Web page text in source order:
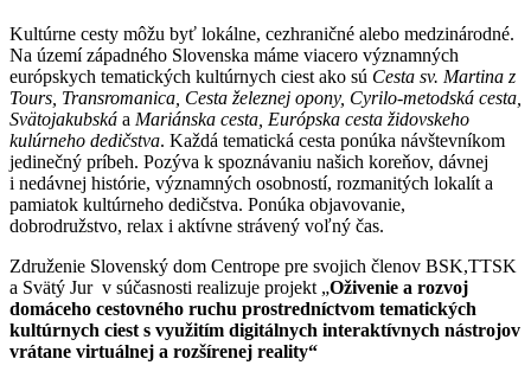
Kultúrne cesty môžu byť lokálne, cezhraničné alebo medzinárodné.
Na území západného Slovenska máme viacero významných
európskych tematických kultúrnych ciest ako sú Cesta sv. Martina z
Tours, Transromanica, Cesta železnej opony, Cyrilo-metodská cesta,
Svätojakubská a Mariánska cesta, Európska cesta židovskeho
kulúrneho dedičstva. Každá tematická cesta ponúka návštevníkom
jedinečný príbeh. Pozýva k spoznávaniu našich koreňov, dávnej
i nedávnej histórie, významných osobností, rozmanitých lokalít a
pamiatok kultúrneho dedičstva. Ponúka objavovanie,
dobrodružstvo, relax i aktívne strávený voľný čas.
Združenie Slovenský dom Centrope pre svojich členov BSK,TTSK
a Svätý Jur v súčasnosti realizuje projekt „Oživenie a rozvoj
domáceho cestovného ruchu prostredníctvom tematických
kultúrnych ciest s využitím digitálnych interaktívnych nástrojov
vrátane virtuálnej a rozšírenej reality“